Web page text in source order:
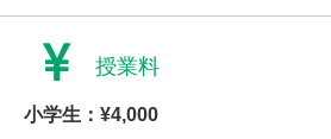
授業料
小学生：¥4,000